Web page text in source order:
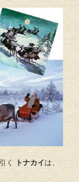
く トナカイは、